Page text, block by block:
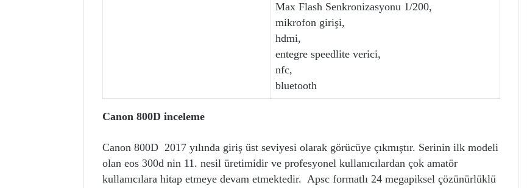
Max Flash Senkronizasyonu 1/200,
mikrofon girişi,
hdmi,
entegre speedlite verici,
nfc,
bluetooth
Canon 800D inceleme
Canon 800D 2017 yılında giriş üst seviyesi olarak görücüye çıkmıştır. Serinin ilk modeli
olan eos 300d nin 11. nesil üretimidir ve profesyonel kullanıcılardan çok amatör
kullanıcılara hitap etmeye devam etmektedir. Apsc formatlı 24 megapiksel çözünürlüklü